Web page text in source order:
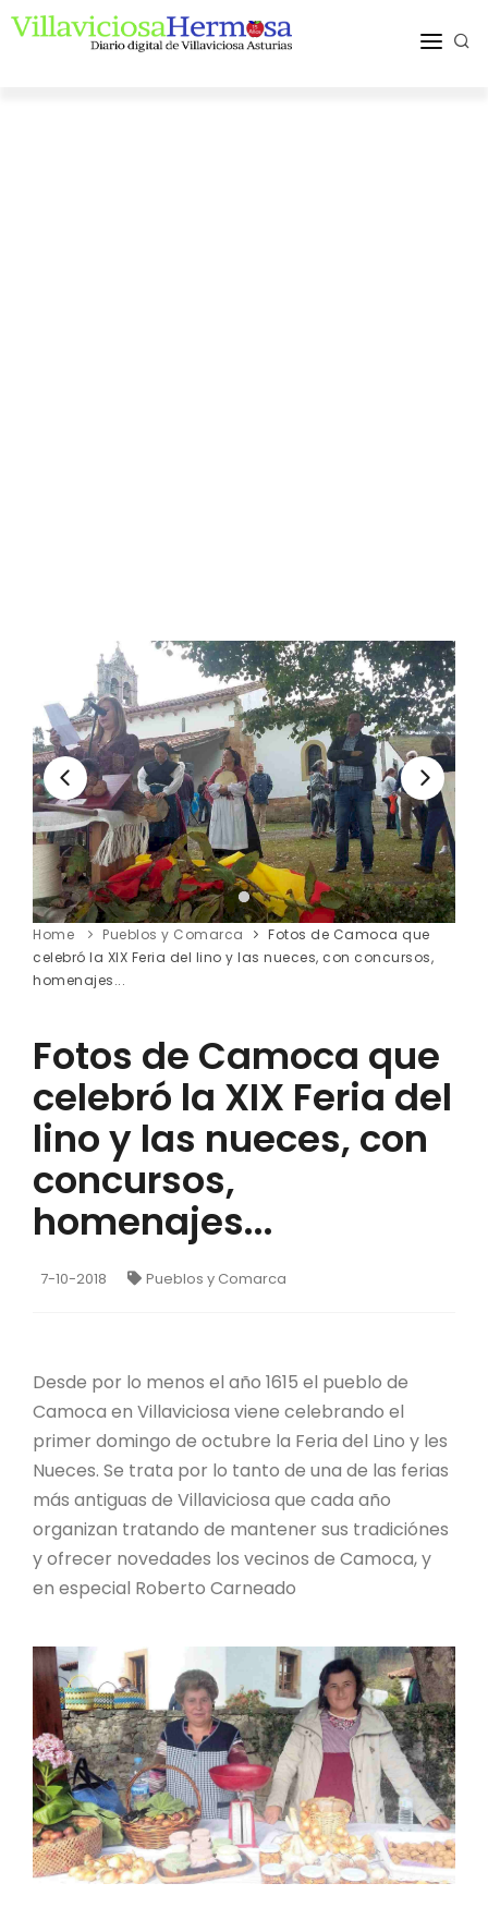
Home Pueblos y Comarca
Fotos de Camoca que
celebró la XIX Feria del lino y las nueces, con concursos,
homenajes...
Fotos de Camoca que
celebró la XIX Feria del
lino y las nueces, con
concursos,
homenajes...
7-10-2018 Pueblos y Comarca
Desde por lo menos el año 1615 el pueblo de
Camoca en Villaviciosa viene celebrando el
primer domingo de octubre la Feria del Lino y les
Nueces. Se trata por lo tanto de una de las ferias
más antiguas de Villaviciosa que cada año
organizan tratando de mantener sus tradiciónes
y ofrecer novedades los vecinos de Camoca, y
en especial Roberto Carneado